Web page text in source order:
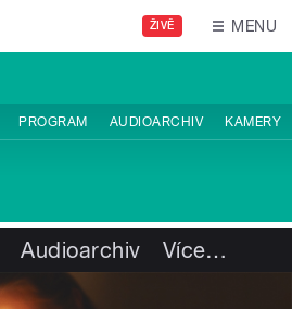
ŽIVĚ MENU
PROGRAM AUDIOARCHIV KAMERY
Audioarchiv Více…